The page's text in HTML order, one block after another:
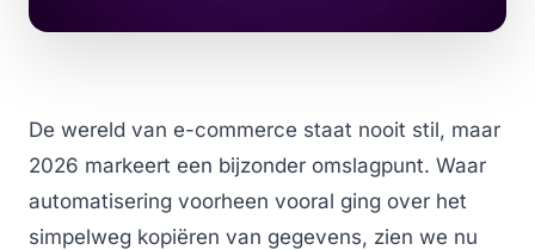
De wereld van e-commerce staat nooit stil, maar
2026 markeert een bijzonder omslagpunt. Waar
automatisering voorheen vooral ging over het
simpelweg kopiëren van gegevens, zien we nu